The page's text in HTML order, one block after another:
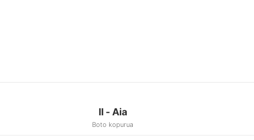
II - Aia
Boto kopurua